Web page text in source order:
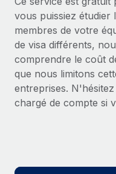
vous puissiez étudier
membres de votre
de visa différents,
comprendre le coût
que nous limitons
entreprises.
chargé de compte si